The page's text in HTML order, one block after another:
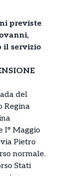
previste
il servizio
del
Regina
I° Maggio
Pietro
normale.
Stati